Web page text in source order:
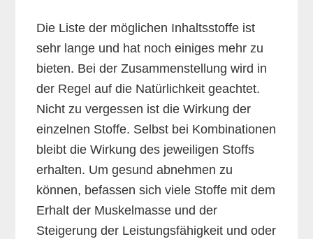
Die Liste der möglichen Inhaltsstoffe ist
sehr lange und hat noch einiges mehr zu
bieten. Bei der Zusammenstellung wird in
der Regel auf die Natürlichkeit geachtet.
Nicht zu vergessen ist die Wirkung der
einzelnen Stoffe. Selbst bei Kombinationen
bleibt die Wirkung des jeweiligen Stoffs
erhalten. Um gesund abnehmen zu
können, befassen sich viele Stoffe mit dem
Erhalt der Muskelmasse und der
Steigerung der Leistungsfähigkeit und oder